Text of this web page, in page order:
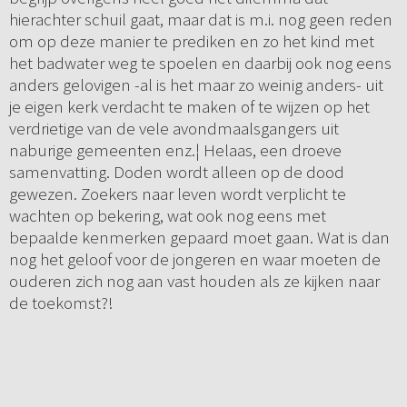
hierachter schuil gaat, maar dat is m.i. nog geen reden
om op deze manier te prediken en zo het kind met
het badwater weg te spoelen en daarbij ook nog eens
anders gelovigen -al is het maar zo weinig anders- uit
je eigen kerk verdacht te maken of te wijzen op het
verdrietige van de vele avondmaalsgangers uit
naburige gemeenten enz.¦ Helaas, een droeve
samenvatting. Doden wordt alleen op de dood
gewezen. Zoekers naar leven wordt verplicht te
wachten op bekering, wat ook nog eens met
bepaalde kenmerken gepaard moet gaan. Wat is dan
nog het geloof voor de jongeren en waar moeten de
ouderen zich nog aan vast houden als ze kijken naar
de toekomst?!